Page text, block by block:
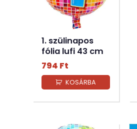
1. szülinapos
fólia lufi 43 cm
794 Ft
KOSÁRBA